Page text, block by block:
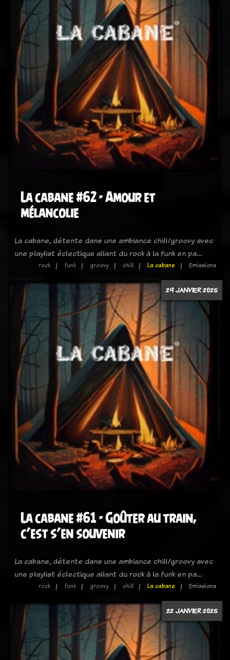
La cabane #62 - Amour et
mélancolie
La cabane, détente dans une ambiance chill/groovy avec
une playlist éclectique allant du rock à la funk en pa…
rock funk groovy chill La cabane Emissions
29 JANVIER 2025
La cabane #61 - Goûter au train,
c’est s’en souvenir
La cabane, détente dans une ambiance chill/groovy avec
une playlist éclectique allant du rock à la funk en pa…
rock funk groovy chill La cabane Emissions
22 JANVIER 2025